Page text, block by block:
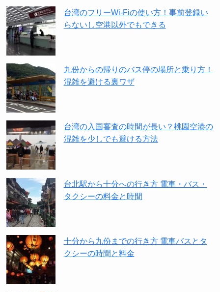
台湾のフリーWi-Fiの使い方！事前登録い
らないし空港以外でもできる
九份からの帰りのバス停の場所と乗り方！
混雑を避ける裏ワザ
台湾の入国審査の時間が長い？桃園空港の
混雑を少しでも避ける方法
台北駅から十分への行き方 電車・バス・
タクシーの料金と時間
十分から九份までの行き方 電車バスとタ
クシーの時間と料金